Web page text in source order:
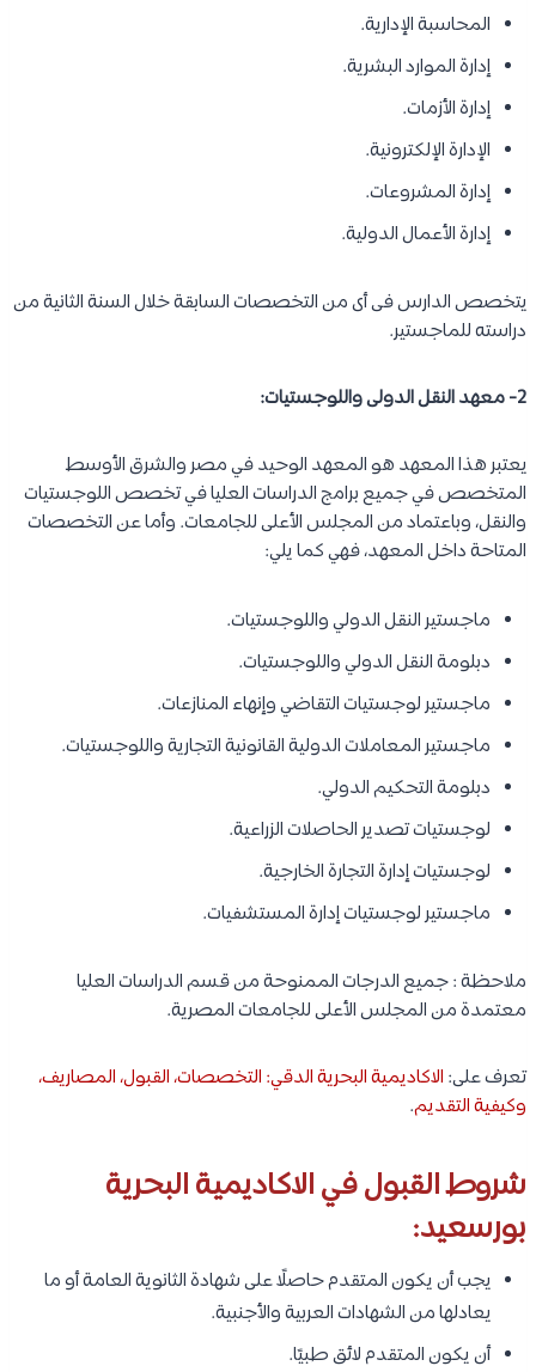
المحاسبة الإدارية.
إدارة الموارد البشرية.
إدارة الأزمات.
الإدارة الإلكترونية.
إدارة المشروعات.
إدارة الأعمال الدولية.
يتخصص الدارس فى أى من التخصصات السابقة خلال السنة الثانية من
دراسته للماجستير.
2- معهد النقل الدولى واللوجستيات:
يعتبر هذا المعهد هو المعهد الوحيد في مصر والشرق الأوسط
المتخصص في جميع برامج الدراسات العليا في تخصص اللوجستيات
والنقل، وباعتماد من المجلس الأعلى للجامعات. وأما عن التخصصات
المتاحة داخل المعهد، فهي كما يلي:
ماجستير النقل الدولي واللوجستيات.
دبلومة النقل الدولي واللوجستيات.
ماجستير لوجستيات التقاضي وإنهاء المنازعات.
ماجستير المعاملات الدولية القانونية التجارية واللوجستيات.
دبلومة التحكيم الدولي.
لوجستيات تصدير الحاصلات الزراعية.
لوجستيات إدارة التجارة الخارجية.
ماجستير لوجستيات إدارة المستشفيات.
ملاحظة : جميع الدرجات الممنوحة من قسم الدراسات العليا
معتمدة من المجلس الأعلى للجامعات المصرية.
تعرف على: الاكاديمية البحرية الدقي: التخصصات، القبول، المصاريف،
وكيفية التقديم.
شروط القبول في الاكاديمية البحرية
بورسعيد:
يجب أن يكون المتقدم حاصلًا على شهادة الثانوية العامة أو ما
يعادلها من الشهادات العربية والأجنبية.
أن يكون المتقدم لائق طبيًا.